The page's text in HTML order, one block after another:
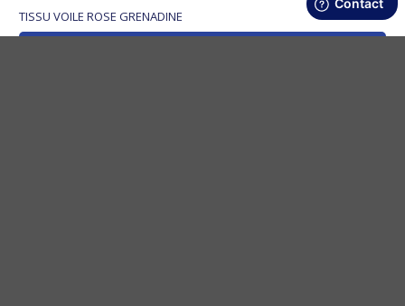
TISSU VOILE ROSE GRENADINE